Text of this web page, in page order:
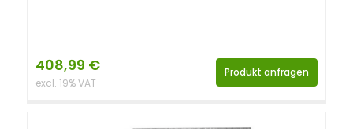
408,99 €
excl. 19% VAT
Produkt anfragen